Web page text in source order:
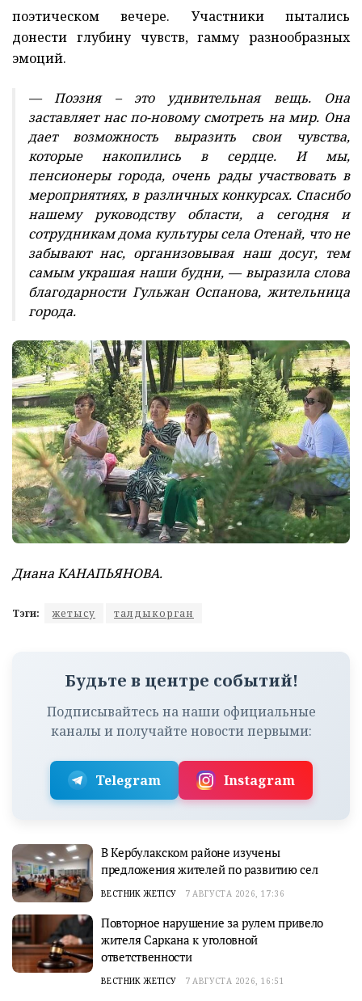
поэтическом вечере. Участники пытались
донести глубину чувств, гамму разнообразных
эмоций.
— Поэзия – это удивительная вещь. Она
заставляет нас по-новому смотреть на мир. Она
дает возможность выразить свои чувства,
которые накопились в сердце. И мы,
пенсионеры города, очень рады участвовать в
мероприятиях, в различных конкурсах. Спасибо
нашему руководству области, а сегодня и
сотрудникам дома культуры села Отенай, что не
забывают нас, организовывая наш досуг, тем
самым украшая наши будни, — выразила слова
благодарности Гульжан Оспанова, жительница
города.
Диана КАНАПЬЯНОВА.
Тэги: жетысу талдыкорган
Будьте в центре событий!
Подписывайтесь на наши официальные
каналы и получайте новости первыми:
Telegram Instagram
В Кербулакском районе изучены
предложения жителей по развитию сел
ВЕСТНИК ЖЕТІСУ 7 АВГУСТА 2026, 17:36
Повторное нарушение за рулем привело
жителя Саркана к уголовной
ответственности
ВЕСТНИК ЖЕТІСУ 7 АВГУСТА 2026, 16:51